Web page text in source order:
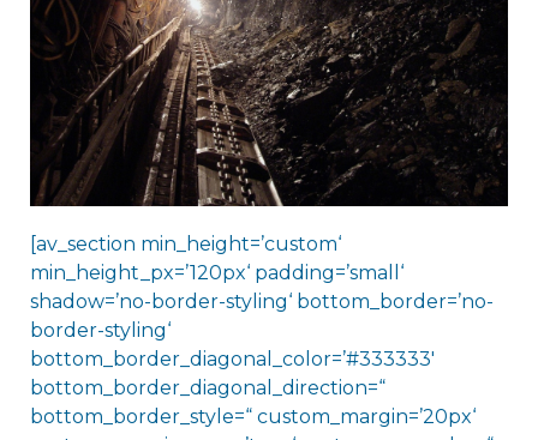
[av_section min_height=’custom‘
min_height_px=’120px‘ padding=’small‘
shadow=’no-border-styling‘ bottom_border=’no-
border-styling‘
bottom_border_diagonal_color=’#333333′
bottom_border_diagonal_direction=“
bottom_border_style=“ custom_margin=’20px‘